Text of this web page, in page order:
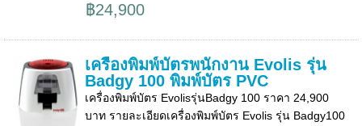
฿24,900
เครื่องพิมพ์บัตรพนักงาน Evolis รุ่น
Badgy 100 พิมพ์บัตร PVC
เครื่องพิมพ์บัตร Evolisรุ่นBadgy 100 ราคา 24,900
บาท รายละเอียดเครื่องพิมพ์บัตร Evolis รุ่น Badgy100